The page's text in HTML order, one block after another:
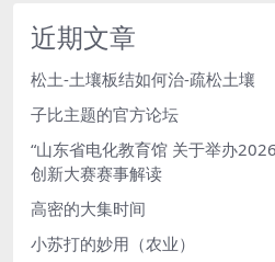
近期文章
松土-土壤板结如何治-疏松土壤
子比主题的官方论坛
“山东省电化教育馆 关于举办
创新大赛赛事解读
高密的大集时间
小苏打的妙用（农业）